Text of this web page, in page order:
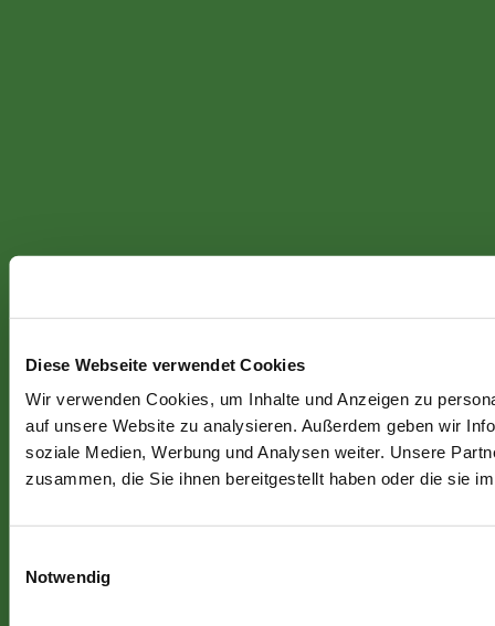
Diese Webseite verwendet Cookies
Wir verwenden Cookies, um Inhalte und Anzeigen zu
auf unsere Website zu analysieren. Außerdem geben wir
soziale Medien, Werbung und Analysen weiter. Unsere
zusammen, die Sie ihnen bereitgestellt haben oder die sie
Notwendig